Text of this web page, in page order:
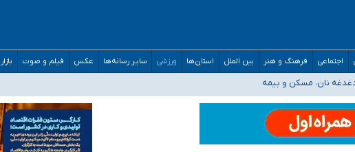
اجتماعی فرهنگ و هنر بین الملل استان‌ها ورزشی سایر رسانه‌ها عکس فیلم و صوت بازار
صحنه عملیات و دکترای تخصصی جغرافیای نظامی دافوس آجا
و بیمه
تنفسی در کشور/ خوزستان و کرمان بالاتر از آستانه هشدار
رئیس جمهور خواستیم ورود کند
امارات در کشور/ درباره محصلان باقی‌مانده در دبی متناسب با شرایط جدید تصمیم‌گیری می‌شود